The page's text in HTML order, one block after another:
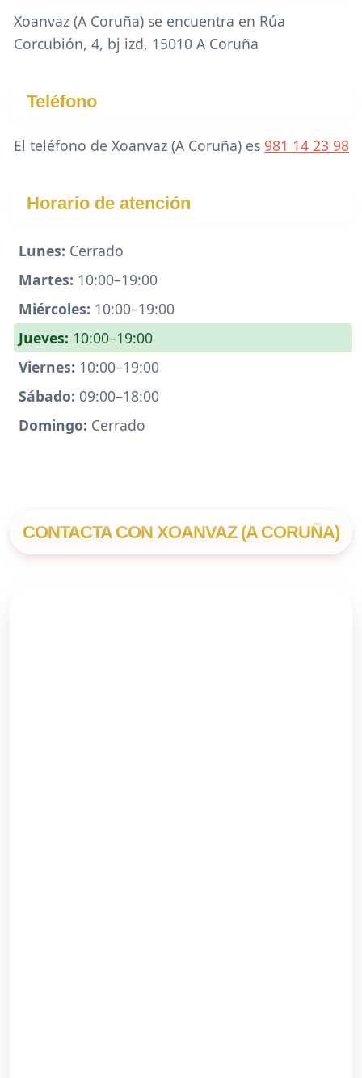
Xoanvaz (A Coruña) se encuentra en Rúa
Corcubión, 4, bj izd, 15010 A Coruña
Teléfono
El teléfono de Xoanvaz (A Coruña) es 981 14 23 98
Horario de atención
Lunes: Cerrado
Martes: 10:00–19:00
Miércoles: 10:00–19:00
Jueves: 10:00–19:00
Viernes: 10:00–19:00
Sábado: 09:00–18:00
Domingo: Cerrado
CONTACTA CON XOANVAZ (A CORUÑA)